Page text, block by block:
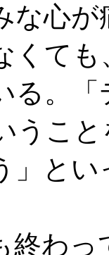
心が
くて
る。
うこ
」と
わっ